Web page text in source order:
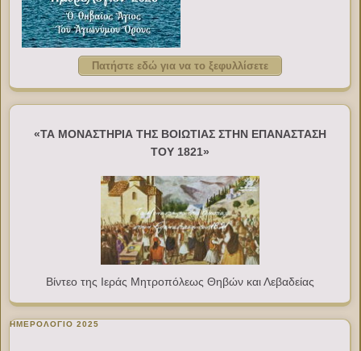
Πατήστε εδώ για να το ξεφυλλίσετε
«ΤΑ ΜΟΝΑΣΤΗΡΙΑ ΤΗΣ ΒΟΙΩΤΙΑΣ ΣΤΗΝ ΕΠΑΝΑΣΤΑΣΗ
ΤΟΥ 1821»
Βίντεο της Ιεράς Μητροπόλεως Θηβών και Λεβαδείας
ΗΜΕΡΟΛΟΓΙΟ 2025